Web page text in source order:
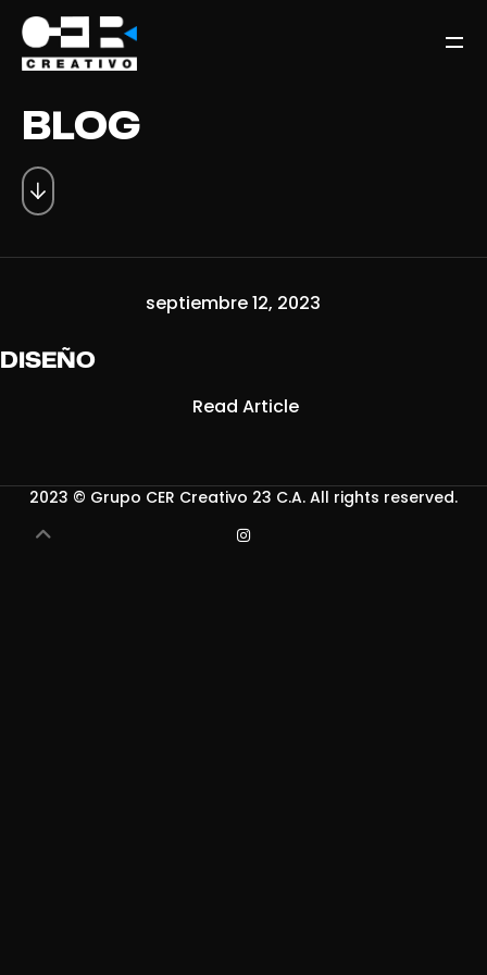
BLOG
septiembre 12, 2023
DISEÑO
Read Article
2023 © Grupo CER Creativo 23 C.A. All rights reserved.